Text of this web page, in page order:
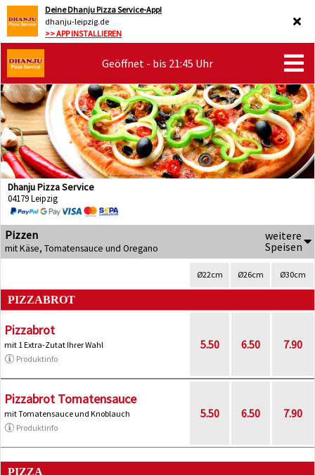
Deine Dhanju Pizza Service-App!
dhanju-leipzig.de
>> APP INSTALLIEREN
Geöffnet - bis 21:45 Uhr
Dhanju Pizza Service
04179 Leipzig
Pizzen
mit Käse, Tomatensauce und Oregano
weitere
Speisen
Ø22cm Ø26cm Ø30cm
PIZZABROT
Pizzabrot
mit 1 Extra-Zutat Ihrer Wahl
Produktinfo
5.50 6.50 7.90
Pizzabrot Tomatensauce
mit Tomatensauce und Knoblauch
Produktinfo
5.50 6.50 7.90
PIZZA